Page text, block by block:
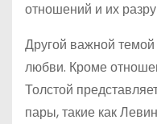
отношений и их
Другой важной темой
любви. Кроме
Толстой
пары, такие как